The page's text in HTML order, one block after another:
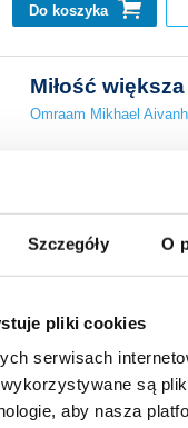
Szczegóły O
pliki cookies
serwisach
są
aby nasza
Do koszyka
Miłość
Omraam Mikhael
Do koszyka
Natura ludzka a
boska
Omraam Mikhael